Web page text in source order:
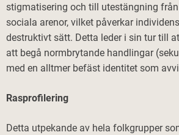
stigmatisering och till utestängning
sociala arenor, vilket påverkar
destruktivt sätt. Detta leder i sin tur till
att begå normbrytande handlingar
med en alltmer befäst identitet som
Rasprofilering
Detta utpekande av hela folkgrupper